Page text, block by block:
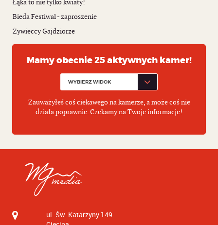
Łąka to nie tylko kwiaty!
Bieda Festiwal - zaproszenie
Żywieccy Gajdziorze
Mamy obecnie 25 aktywnych kamer!
Zauważyłeś coś ciekawego na kamerze, a może coś nie
działa poprawnie. Czekamy na Twoje informacje!
ul. Św. Katarzyny 149